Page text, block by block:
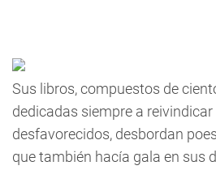
Sus libros, compuestos de
dedicadas siempre a
desfavorecidos, desbordan
que también hacía gala en sus